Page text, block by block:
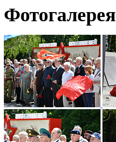
Фотогалерея